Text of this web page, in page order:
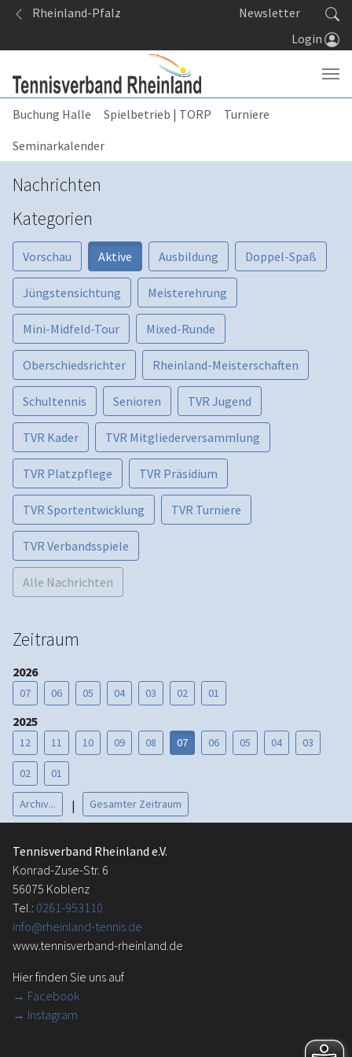
Springe zum Seiteninhalt
Rheinland-Pfalz
Newsletter
Login
Buchung Halle Spielbetrieb | TORP
Turniere
Seminarkalender
Nachrichten
Kategorien
Vorschau Aktive Ausbildung Doppel-Spaß
Jüngstensichtung Meisterehrung
Mini-Midfeld-Tour Mixed-Runde
Oberschiedsrichter Rheinland-Meisterschaften
Schultennis Senioren TVR Jugend
TVR Kader TVR Mitgliederversammlung
TVR Platzpflege TVR Präsidium
TVR Sportentwicklung TVR Turniere
TVR Verbandsspiele
Alle Nachrichten
Zeitraum
2026
07 06 05 04 03 02 01
2025
12 11 10 09 08 07 06 05 04 03
02 01
Archiv... | Gesamter Zeitraum
Tennisverband Rheinland e.V.
Konrad-Zuse-Str. 6
56075 Koblenz
Tel.: 0261-953110
info@rheinland-tennis.de
www.tennisverband-rheinland.de
Hier finden Sie uns auf
→ Facebook
→ Instagram